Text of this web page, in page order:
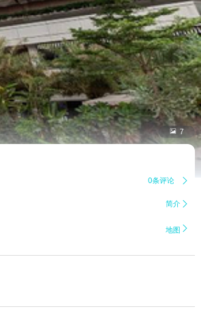
 7
0条评论 
简介 
地图 